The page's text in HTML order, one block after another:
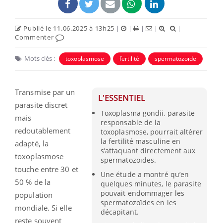
Publié le 11.06.2025 à 13h25 | | | |
|
Commenter
Mots clés : toxoplasmose fertilité spermatozoïde
L'ESSENTIEL
Toxoplasma gondii, parasite
responsable de la
toxoplasmose, pourrait altérer
la fertilité masculine en
s’attaquant directement aux
spermatozoïdes.
Une étude a montré qu’en
quelques minutes, le parasite
pouvait endommager les
spermatozoïdes en les
décapitant.
Transmise par un
parasite discret
mais
redoutablement
adapté, la
toxoplasmose
touche entre 30 et
50 % de la
population
mondiale. Si elle
reste souvent